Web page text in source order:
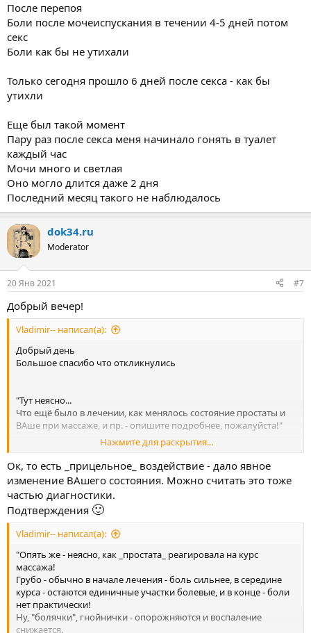
После перепоя
Боли после мочеиспускания в течении 4-5 дней потом
секс
Боли как бы не утихали
Только сегодня прошло 6 дней после секса - как бы
утихли
Еще был такой момент
Пару раз после секса меня начинало гонять в туалет
каждый час
Мочи много и светлая
Оно могло длится даже 2 дня
Последний месяц такого не наблюдалось
dok34.ru
Moderator
20 Янв 2021 #7
Добрый вечер!
Vladimir-- написал(а):
Добрый день
Большое спасибо что откликнулись
"Тут неясно...
Что ещё было в лечении, как менялось состояние простаты и
ВАше при массаже, и пр. - опишите подробнее, пожалуйста!"
>>>>>>>>>>>>>>>>>>>>>>>
Это было 2 года назад
К концу лечения пропали боли в копчике при возбуждении
Лучше стала ерекция. Повысилось либидо
Нажмите для раскрытия...
Ок, то есть _прицельное_ воздействие - дало явное
изменение ВАшего состояния. Можно считать это тоже
частью диагностики.
Подтверждения 🙂
Vladimir-- написал(а):
"Опять же - неясно, как _простата_ реагировала на курс
массажа!
Грубо - обычно в начале лечения - боль сильнее, в середине
курса - остаются единичные участки болевые, и в конце - боли
нет практически!
Ну, "болячки", гнойнички - опорожняются и воспаление
снижается.